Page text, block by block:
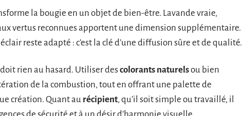
la bougie en un objet de bien-être. Lavande vraie,
vertus reconnues apportent une dimension supplémentaire.
reste adapté : c’est la clé d’une diffusion sûre et de qualité.
rien au hasard. Utiliser descolorants naturelsou bien
de la combustion, tout en offrant une palette de
création. Quant au récipient, qu’il soit simple ou travaillé, il